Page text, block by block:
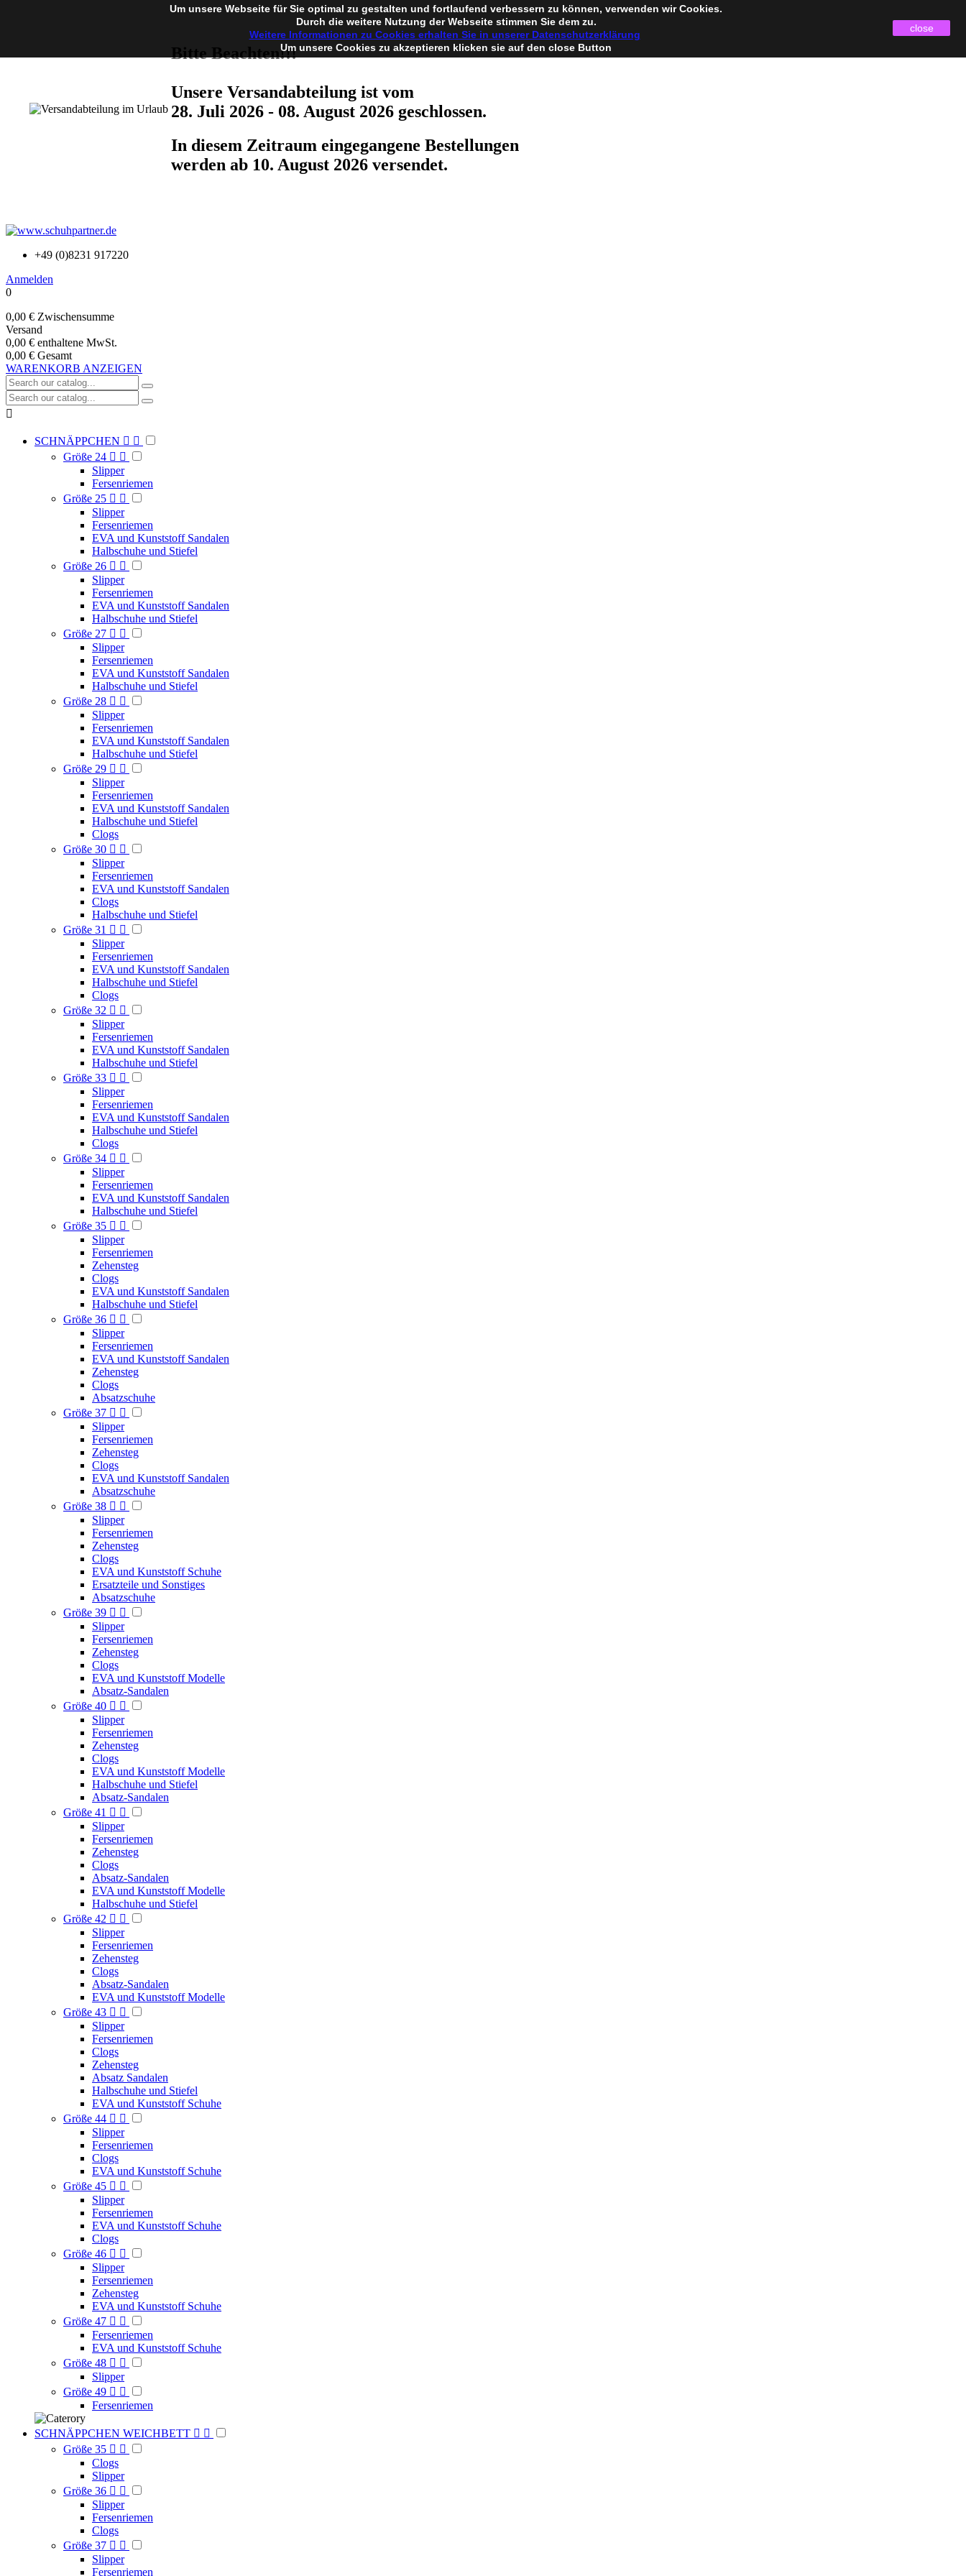
Bitte Beachten!!!
Unsere Versandabteilung ist vom
28. Juli 2026 - 08. August 2026 geschlossen.
In diesem Zeitraum eingegangene Bestellungen
werden ab 10. August 2026 versendet.
+49 (0)8231 917220
Anmelden
0
0,00 € Zwischensumme
Versand
0,00 € enthaltene MwSt.
0,00 € Gesamt
WARENKORB ANZEIGEN

SCHNÄPPCHEN  
Größe 24  
Slipper
Fersenriemen
Größe 25  
Slipper
Fersenriemen
EVA und Kunststoff Sandalen
Halbschuhe und Stiefel
Größe 26  
Slipper
Fersenriemen
EVA und Kunststoff Sandalen
Halbschuhe und Stiefel
Größe 27  
Slipper
Fersenriemen
EVA und Kunststoff Sandalen
Halbschuhe und Stiefel
Größe 28  
Slipper
Fersenriemen
EVA und Kunststoff Sandalen
Halbschuhe und Stiefel
Größe 29  
Slipper
Fersenriemen
EVA und Kunststoff Sandalen
Halbschuhe und Stiefel
Clogs
Größe 30  
Slipper
Fersenriemen
EVA und Kunststoff Sandalen
Clogs
Halbschuhe und Stiefel
Größe 31  
Slipper
Fersenriemen
EVA und Kunststoff Sandalen
Halbschuhe und Stiefel
Clogs
Größe 32  
Slipper
Fersenriemen
EVA und Kunststoff Sandalen
Halbschuhe und Stiefel
Größe 33  
Slipper
Fersenriemen
EVA und Kunststoff Sandalen
Halbschuhe und Stiefel
Clogs
Größe 34  
Slipper
Fersenriemen
EVA und Kunststoff Sandalen
Halbschuhe und Stiefel
Größe 35  
Slipper
Fersenriemen
Zehensteg
Clogs
EVA und Kunststoff Sandalen
Halbschuhe und Stiefel
Größe 36  
Slipper
Fersenriemen
EVA und Kunststoff Sandalen
Zehensteg
Clogs
Absatzschuhe
Größe 37  
Slipper
Fersenriemen
Zehensteg
Clogs
EVA und Kunststoff Sandalen
Absatzschuhe
Größe 38  
Slipper
Fersenriemen
Zehensteg
Clogs
EVA und Kunststoff Schuhe
Ersatzteile und Sonstiges
Absatzschuhe
Größe 39  
Slipper
Fersenriemen
Zehensteg
Clogs
EVA und Kunststoff Modelle
Absatz-Sandalen
Größe 40  
Slipper
Fersenriemen
Zehensteg
Clogs
EVA und Kunststoff Modelle
Halbschuhe und Stiefel
Absatz-Sandalen
Größe 41  
Slipper
Fersenriemen
Zehensteg
Clogs
Absatz-Sandalen
EVA und Kunststoff Modelle
Halbschuhe und Stiefel
Größe 42  
Slipper
Fersenriemen
Zehensteg
Clogs
Absatz-Sandalen
EVA und Kunststoff Modelle
Größe 43  
Slipper
Fersenriemen
Clogs
Zehensteg
Absatz Sandalen
Halbschuhe und Stiefel
EVA und Kunststoff Schuhe
Größe 44  
Slipper
Fersenriemen
Clogs
EVA und Kunststoff Schuhe
Größe 45  
Slipper
Fersenriemen
EVA und Kunststoff Schuhe
Clogs
Größe 46  
Slipper
Fersenriemen
Zehensteg
EVA und Kunststoff Schuhe
Größe 47  
Fersenriemen
EVA und Kunststoff Schuhe
Größe 48  
Slipper
Größe 49  
Fersenriemen
SCHNÄPPCHEN WEICHBETT  
Größe 35  
Clogs
Slipper
Größe 36  
Slipper
Fersenriemen
Clogs
Größe 37  
Slipper
Fersenriemen
Um unsere Webseite für Sie optimal zu gestalten und fortlaufend verbessern zu können, verwenden wir Cookies.
Durch die weitere Nutzung der Webseite stimmen Sie dem zu.
Weitere Informationen zu Cookies erhalten Sie in unserer Datenschutzerklärung
Um unsere Cookies zu akzeptieren klicken sie auf den close Button
close